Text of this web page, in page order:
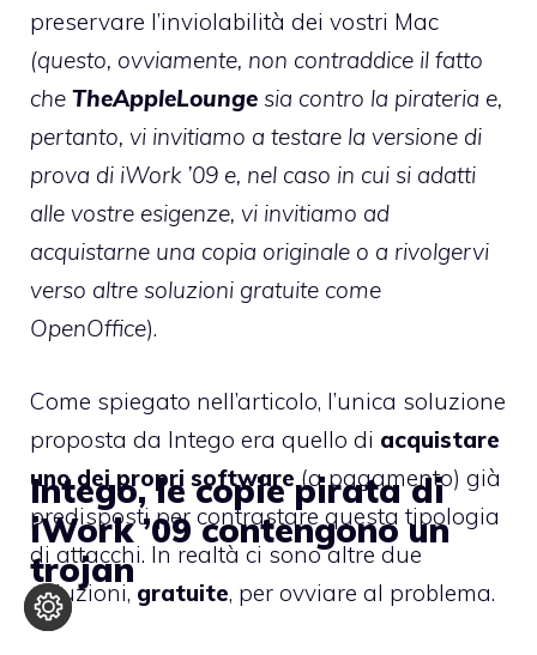
preservare l’inviolabilità dei vostri Mac
(questo, ovviamente, non contraddice il fatto
che TheAppleLounge sia contro la pirateria e,
pertanto, vi invitiamo a testare la versione di
prova di iWork ’09 e, nel caso in cui si adatti
alle vostre esigenze, vi invitiamo ad
acquistarne una copia originale o a rivolgervi
verso altre soluzioni gratuite come
OpenOffice).
Come spiegato nell’articolo, l’unica soluzione
proposta da Intego era quello di acquistare
uno dei propri software(a pagamento) già
predisposti per contrastare questa tipologia
di attacchi. In realtà ci sono altre due
soluzioni, gratuite, per ovviare al problema.
Intego, le copie pirata di
iWork ’09 contengono un
trojan